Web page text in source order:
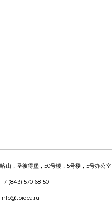
喀山，圣彼得堡，50号楼，5号楼，5号办公室
+7 (843) 570-68-50
info@tpidea.ru